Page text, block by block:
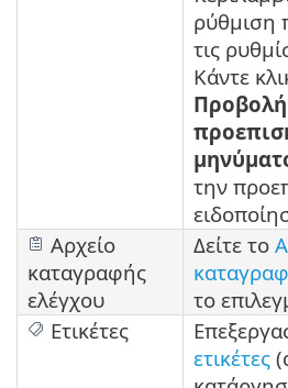
ρύθμιση
τις
Κάντε
Προβολή
την
Αρχείο
καταγραφής
ελέγχου
Δείτε το
το
Ετικέτες
ετικέτες